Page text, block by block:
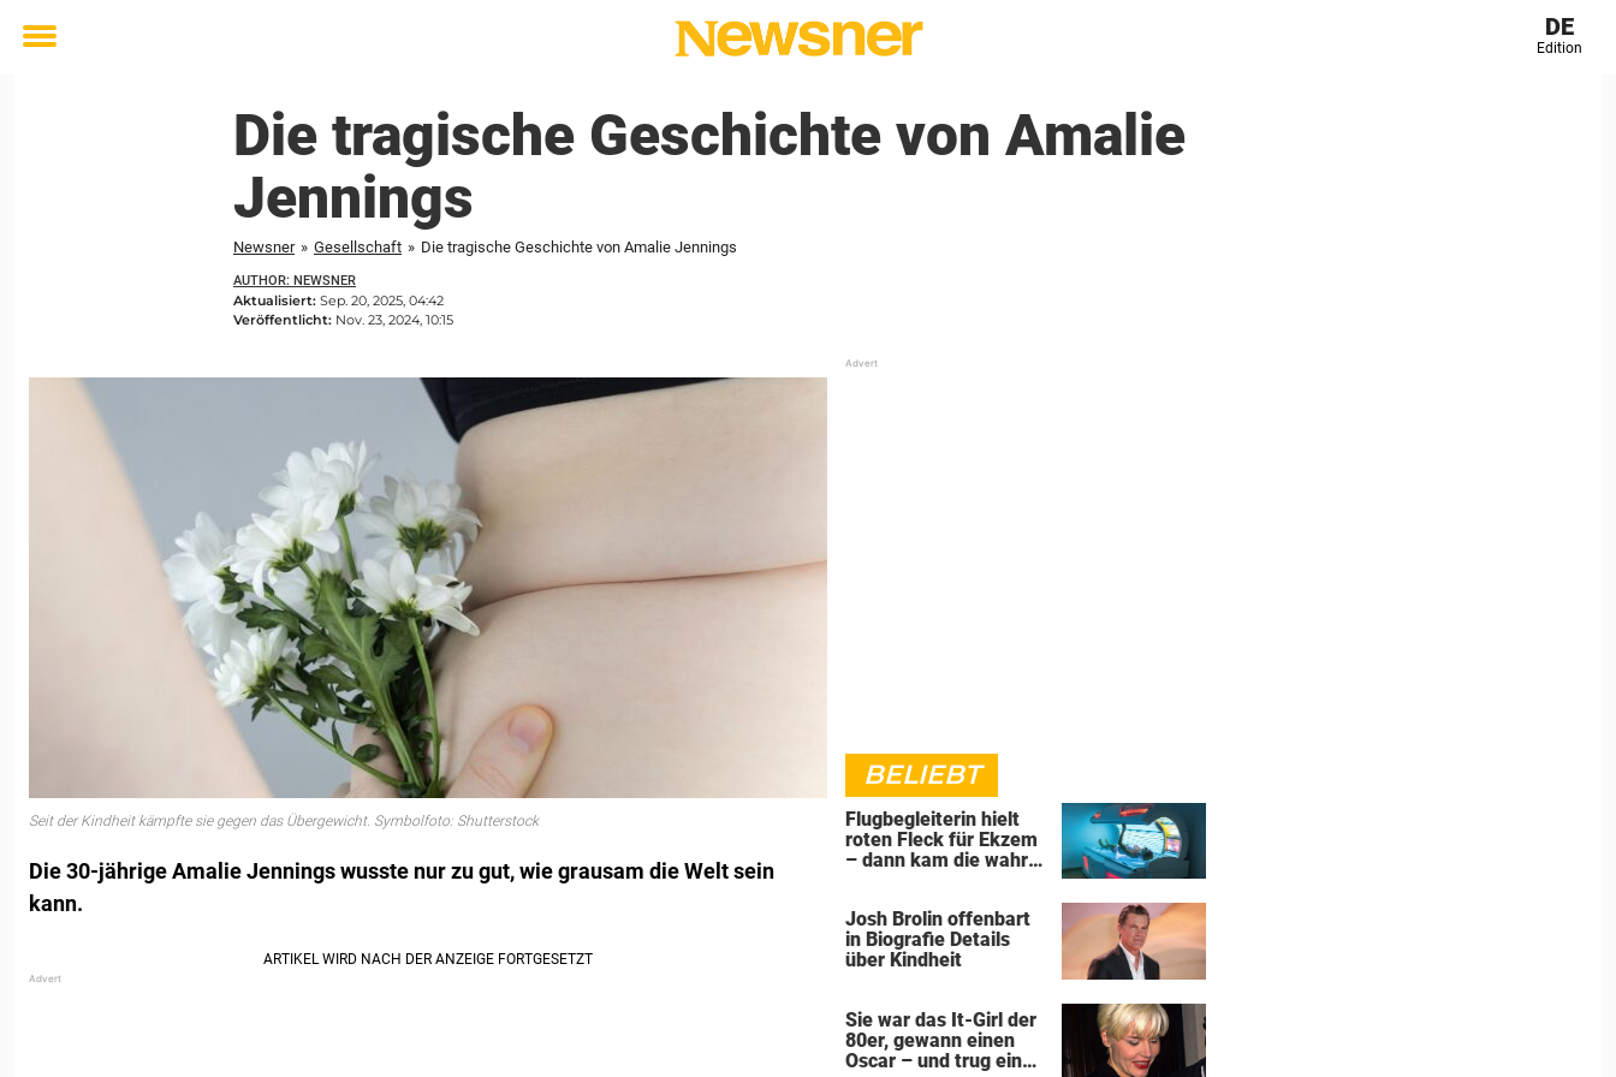
Toggle
DE
Edition
Die tragische Geschichte von Amalie
Jennings
Newsner » Gesellschaft » Die tragische Geschichte von Amalie Jennings
AUTHOR: NEWSNER
Aktualisiert: Sep. 20, 2025, 04:42
Veröffentlicht: Nov. 23, 2024, 10:15
Seit der Kindheit kämpfte sie gegen das Übergewicht. Symbolfoto: Shutterstock
Die 30-jährige Amalie Jennings wusste nur zu gut, wie grausam die Welt sein
kann.
BELIEBT
Flugbegleiterin hielt
roten Fleck für Ekzem
– dann kam die wahre
Josh Brolin offenbart
in Biografie Details
über Kindheit
Sie war das It-Girl der
80er, gewann einen
Oscar – und trug ein